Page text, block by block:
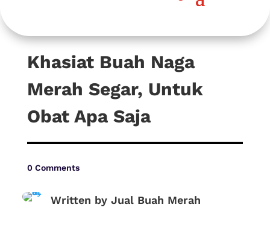
Khasiat Buah Naga
Merah Segar, Untuk
Obat Apa Saja
0 Comments
Written by Jual Buah Merah